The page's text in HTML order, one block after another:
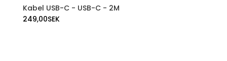
Kabel USB-C - USB-C - 2M
249,00SEK